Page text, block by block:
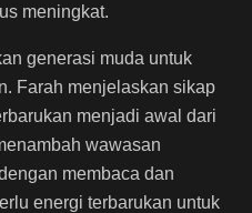
meningkat.
generasi muda untuk
Farah menjelaskan sikap
menjadi awal dari
wawasan
membaca dan
energi terbarukan untuk